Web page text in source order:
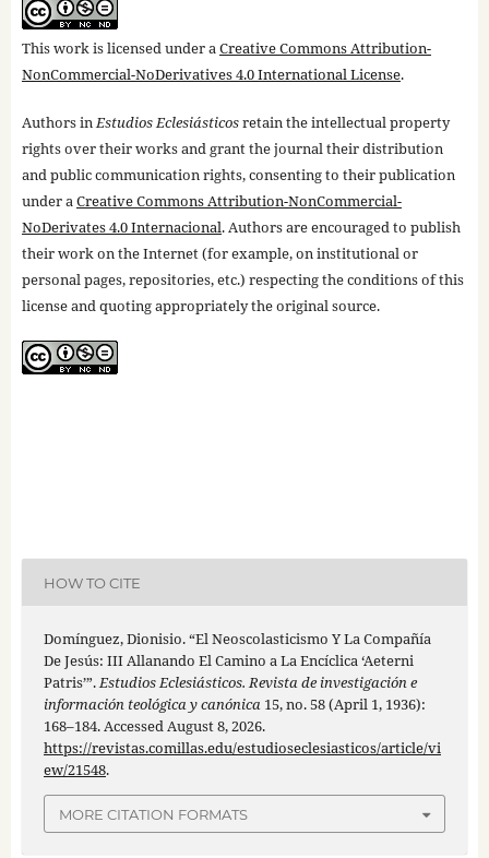
This work is licensed under aCreative Commons Attribution-
NonCommercial-NoDerivatives 4.0 International License.
Authors inEstudios Eclesiásticosretain the intellectual property
rights over their works and grant the journal their distribution
and public communication rights, consenting to their publication
under aCreative Commons Attribution-NonCommercial-
NoDerivates 4.0 Internacional. Authors are encouraged to publish
their work on the Internet (for example, on institutional or
personal pages, repositories, etc.) respecting the conditions of this
license and quoting appropriately the original source.
HOW TO CITE
Domínguez, Dionisio. “El Neoscolasticismo Y La Compañía
De Jesús: III Allanando El Camino a La Encíclica ‘Aeterni
Patris’”.Estudios Eclesiásticos. Revista de investigación e
información teológica y canónica15, no. 58 (April 1, 1936):
168–184. Accessed August 8, 2026.
https://revistas.comillas.edu/estudioseclesiasticos/article/vi
ew/21548.
MORE CITATION FORMATS